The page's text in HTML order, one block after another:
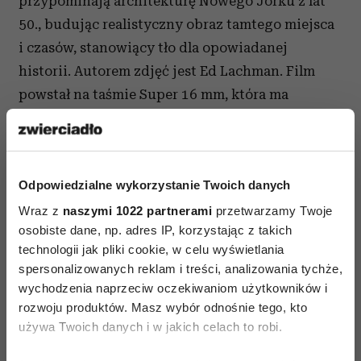
Odpowiedzialne wykorzystanie Twoich danych
Wraz z naszymi 1022 partnerami przetwarzamy Twoje
osobiste dane, np. adres IP, korzystając z takich
technologii jak pliki cookie, w celu wyświetlania
spersonalizowanych reklam i treści, analizowania tychże,
wychodzenia naprzeciw oczekiwaniom użytkowników i
rozwoju produktów. Masz wybór odnośnie tego, kto
używa Twoich danych i w jakich celach to robi.
50., budując realistyczny obraz tamtego miejsca
i czasów, stanowiący tło dla opowiadanej
historii. Autorem zdjęć jest Ed Lachman. Film
powstał na taśmie Super 16 mm, która ma
Scenografka, Judy Becker wybrała do filmu dość
popularnych na początku lat 50. Film jest
przesycony – szczególnie jeśli chodzi o wystrój
wnętrz – odcieniami przytłumionej zieleni, żółci
i brudnego różu, typowymi dla tamtego okresu.
Takie lekko „przybrudzone” barwy dają widzowi